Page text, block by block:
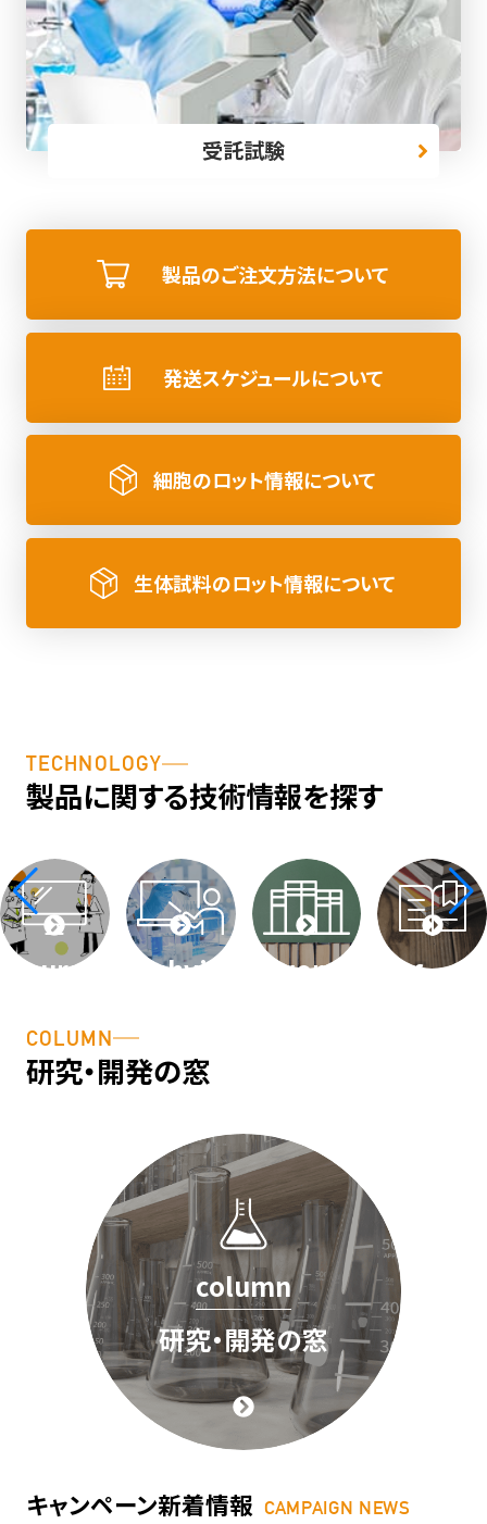
受託試験
製品のご注文方法について
発送スケジュールについて
細胞のロット情報について
生体試料のロット情報について
TECHNOLOGY
製品に関する技術情報を探す
course
細胞基礎
講座
techvideos word
faq
COLUMN
研究・開発の窓
column
研究・開発の窓
キャンペーン新着情報 CAMPAIGN NEWS